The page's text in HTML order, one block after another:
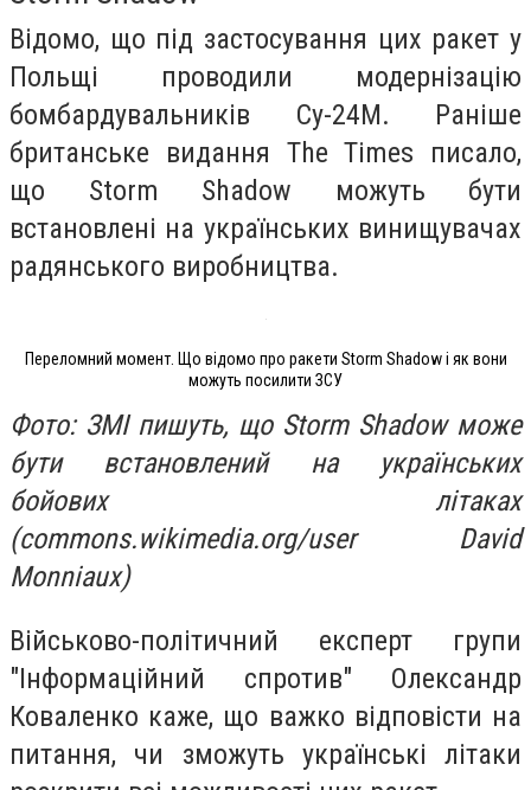
Відомо, що під застосування цих ракет у
Польщі проводили модернізацію
бомбардувальників Су-24М. Раніше
британське видання The Times писало,
що Storm Shadow можуть бути
встановлені на українських винищувачах
радянського виробництва.
Переломний момент. Що відомо про ракети Storm Shadow і як вони
можуть посилити ЗСУ
Фото: ЗМІ пишуть, що Storm Shadow може
бути встановлений на українських
бойових літаках
(commons.wikimedia.org/user David
Monniaux)
Військово-політичний експерт групи
"Інформаційний спротив" Олександр
Коваленко каже, що важко відповісти на
питання, чи зможуть українські літаки